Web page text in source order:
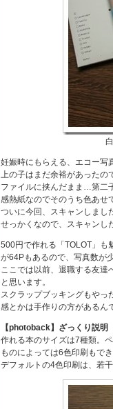
妊娠時にもらえる、エコー写
上の子はまだ余裕があったの
ファイルに挟んだまま…第二
感熱紙なのでそのうち色あせ
ついに今回、スキャンしまし
せっかくなので、スキャンし
500円で作れる「TOLOT」も
が64Pもあるので、写真数が
ここでは以前、退職する友達
と思います。
スクラップブッキングもや
感とかは手作りの方があるん
【photoback】ざっくり説明
作れる本のサイズは7種類。
ものによっては6色印刷もで
デフォルトの4色印刷は、若